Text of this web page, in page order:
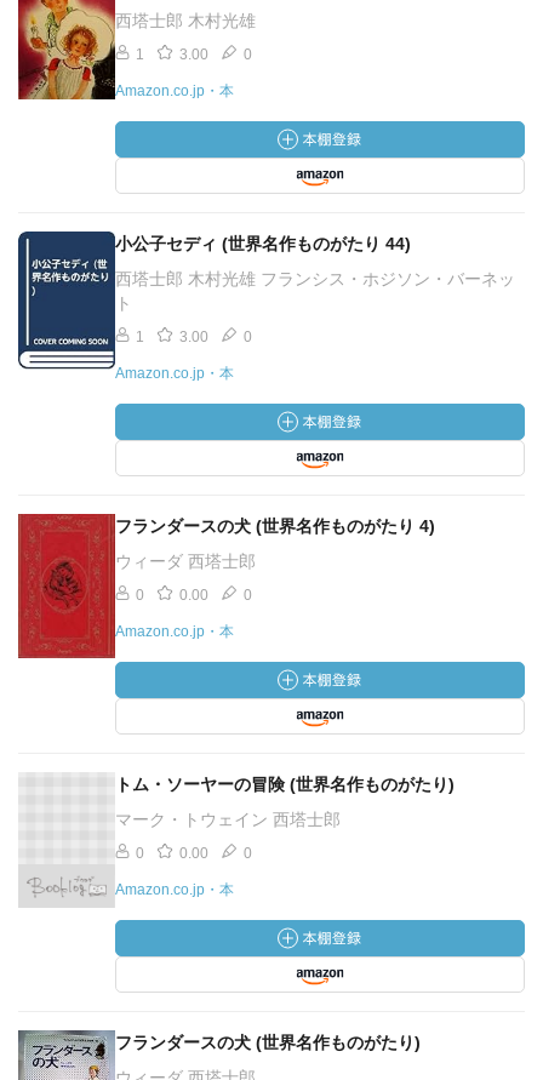
西塔士郎 木村光雄
1 3.00 0
Amazon.co.jp・本
小公子セディ (世界名作ものがたり 44)
西塔士郎 木村光雄 フランシス・ホジソン・バーネッ
ト
1 3.00 0
Amazon.co.jp・本
フランダースの犬 (世界名作ものがたり 4)
ウィーダ 西塔士郎
0 0.00 0
Amazon.co.jp・本
トム・ソーヤーの冒険 (世界名作ものがたり)
マーク・トウェイン 西塔士郎
0 0.00 0
Amazon.co.jp・本
フランダースの犬 (世界名作ものがたり)